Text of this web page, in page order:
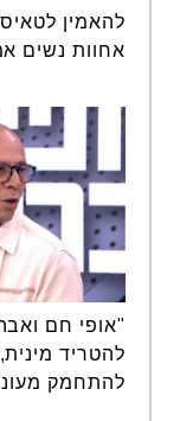
להאמין
אחוות נשים
"אופי חם
להטריד מינית,
להתחמק